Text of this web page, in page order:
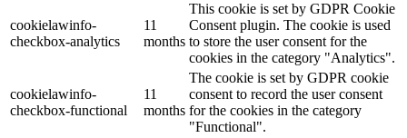
cookielawinfo-
checkbox-analytics
11
months
This cookie is set by GDPR Cookie
Consent plugin. The cookie is used
to store the user consent for the
cookies in the category "Analytics".
cookielawinfo-
checkbox-functional
11
months
The cookie is set by GDPR cookie
consent to record the user consent
for the cookies in the category
"Functional".